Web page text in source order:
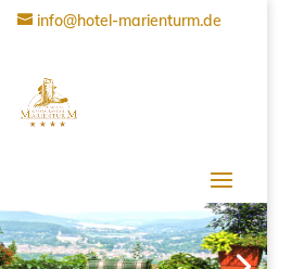
info@hotel-marienturm.de